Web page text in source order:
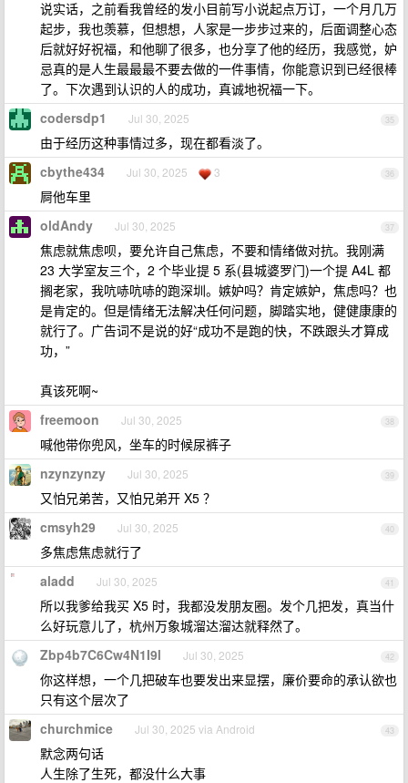
说实话，之前看我曾经的发小目前写小说起点万订，一个月几万
起步，我也羡慕，但想想，人家是一步步过来的，后面调整心态
后就好好祝福，和他聊了很多，也分享了他的经历，我感觉，妒
忌真的是人生最最最不要去做的一件事情，你能意识到已经很棒
了。下次遇到认识的人的成功，真诚地祝福一下。
35
codersdp1 Jul 30, 2025
由于经历这种事情过多，现在都看淡了。
36
cbythe434 Jul 30, 2025 3
屙他车里
37
oldAndy Jul 30, 2025
焦虑就焦虑呗，要允许自己焦虑，不要和情绪做对抗。我刚满
23 大学室友三个，2 个毕业提 5 系(县城婆罗门)一个提 A4L 都
搁老家，我吭哧吭哧的跑深圳。嫉妒吗？肯定嫉妒，焦虑吗？也
是肯定的。但是情绪无法解决任何问题，脚踏实地，健健康康的
就行了。广告词不是说的好“成功不是跑的快，不跌跟头才算成
功，”
真该死啊~
38
freemoon Jul 30, 2025
喊他带你兜风，坐车的时候尿裤子
39
nzynzynzy Jul 30, 2025
又怕兄弟苦，又怕兄弟开 X5 ？
40
cmsyh29 Jul 30, 2025
多焦虑焦虑就行了
41
aladd Jul 30, 2025
所以我爹给我买 X5 时，我都没发朋友圈。发个几把发，真当什
么好玩意儿了，杭州万象城溜达溜达就释然了。
42
Zbp4b7C6Cw4N1I9l Jul 30, 2025
你这样想，一个几把破车也要发出来显摆，廉价要命的承认欲也
只有这个层次了
43
churchmice Jul 30, 2025 via Android
默念两句话
人生除了生死，都没什么大事